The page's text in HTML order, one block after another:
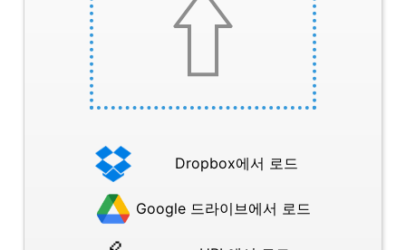
Dropbox에서 로드
Google 드라이브에서 로드